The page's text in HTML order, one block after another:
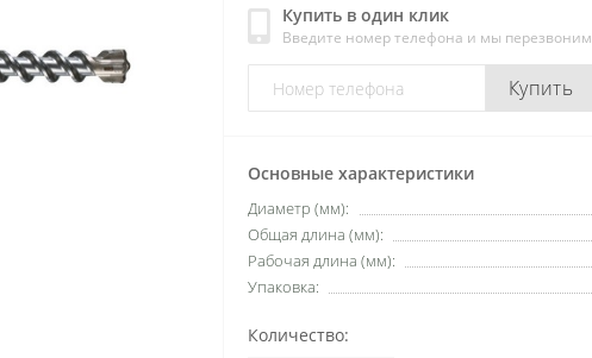
Купить в один клик
Введите номер телефона и мы перезвоним
Купить
Основные характеристики
Диаметр (мм):
Общая длина (мм):
Рабочая длина (мм):
Упаковка:
Количество: